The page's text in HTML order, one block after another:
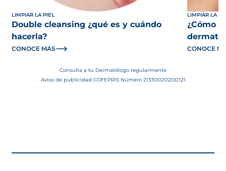
LIMPIAR LA PIEL
Double cleansing ¿qué es y cuándo
hacerla?
CONOCE MÁS
LIMPIAR LA
¿Cómo
CONOCE
Consulta a tu Dermatólogo regularmente
Aviso de publicidad COFEPRIS Número 213300202D0121